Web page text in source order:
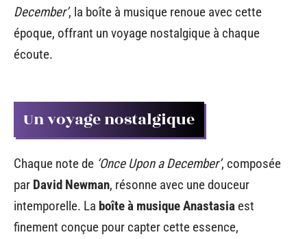
December’, la boîte à musique renoue avec cette
époque, offrant un voyage nostalgique à chaque
écoute.
Un voyage nostalgique
Chaque note de ‘Once Upon a December’, composée
par David Newman, résonne avec une douceur
intemporelle. La boîte à musique Anastasia est
finement conçue pour capter cette essence,